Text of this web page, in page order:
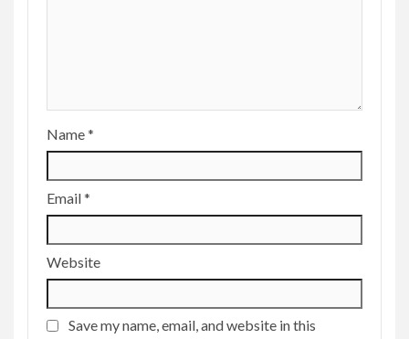
Name*
Email*
Website
Save my name, email, and website in this